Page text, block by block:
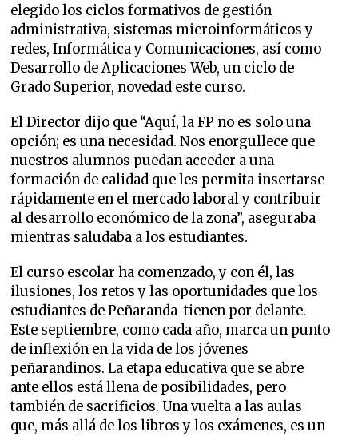
elegido los ciclos formativos de gestión
administrativa, sistemas microinformáticos y
redes, Informática y Comunicaciones, así como
Desarrollo de Aplicaciones Web, un ciclo de
Grado Superior, novedad este curso.
El Director dijo que “Aquí, la FP no es solo una
opción; es una necesidad. Nos enorgullece que
nuestros alumnos puedan acceder a una
formación de calidad que les permita insertarse
rápidamente en el mercado laboral y contribuir
al desarrollo económico de la zona”, aseguraba
mientras saludaba a los estudiantes.
El curso escolar ha comenzado, y con él, las
ilusiones, los retos y las oportunidades que los
estudiantes de Peñaranda tienen por delante.
Este septiembre, como cada año, marca un punto
de inflexión en la vida de los jóvenes
peñarandinos. La etapa educativa que se abre
ante ellos está llena de posibilidades, pero
también de sacrificios. Una vuelta a las aulas
que, más allá de los libros y los exámenes, es un